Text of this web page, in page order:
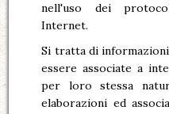
nell'uso dei
Internet.
Si tratta di
essere associate a
per loro stessa
elaborazioni ed